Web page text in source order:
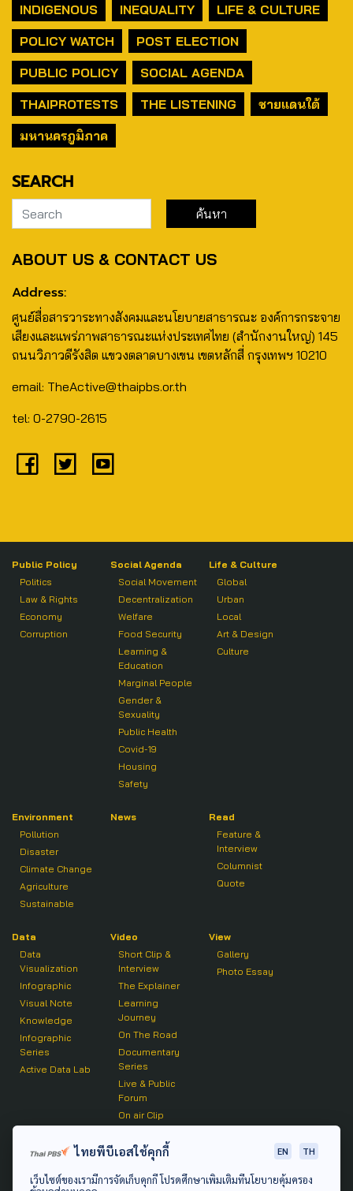
INDIGENOUS
INEQUALITY
LIFE & CULTURE
POLICY WATCH
POST ELECTION
PUBLIC POLICY
SOCIAL AGENDA
THAIPROTESTS
THE LISTENING
ชายแดนใต้
มหานครภูมิภาค
SEARCH
ABOUT US & CONTACT US
Address:
ศูนย์สื่อสารวาระทางสังคมและนโยบายสาธารณะ องค์การกระจาย
เสียงและแพร่ภาพสาธารณะแห่งประเทศไทย (สำนักงานใหญ่) 145
ถนนวิภาวดีรังสิต แขวงตลาดบางเขน เขตหลักสี่ กรุงเทพฯ 10210
email: TheActive@thaipbs.or.th
tel: 0-2790-2615
Public Policy
Politics
Law & Rights
Economy
Corruption
Social Agenda
Social Movement
Decentralization
Welfare
Food Security
Learning &
Education
Marginal People
Gender &
Sexuality
Public Health
Covid-19
Housing
Safety
Life & Culture
Global
Urban
Local
Art & Design
Culture
Environment
Pollution
Disaster
Climate Change
Agriculture
Sustainable
News
Read
Feature &
Interview
Columnist
Quote
Data
Data
Visualization
Infographic
Visual Note
Knowledge
Infographic
Series
Active Data Lab
Video
Short Clip &
Interview
The Explainer
Learning
Journey
On The Road
Documentary
Series
Live & Public
Forum
On air Clip
View
Gallery
Photo Essay
Active Talk
ไทยพีบีเอสใช้คุกกี้ EN TH
เว็บไซต์ของเรามีการจัดเก็บคุกกี้ โปรดศึกษาเพิ่มเติมที่นโยบายคุ้มครอง